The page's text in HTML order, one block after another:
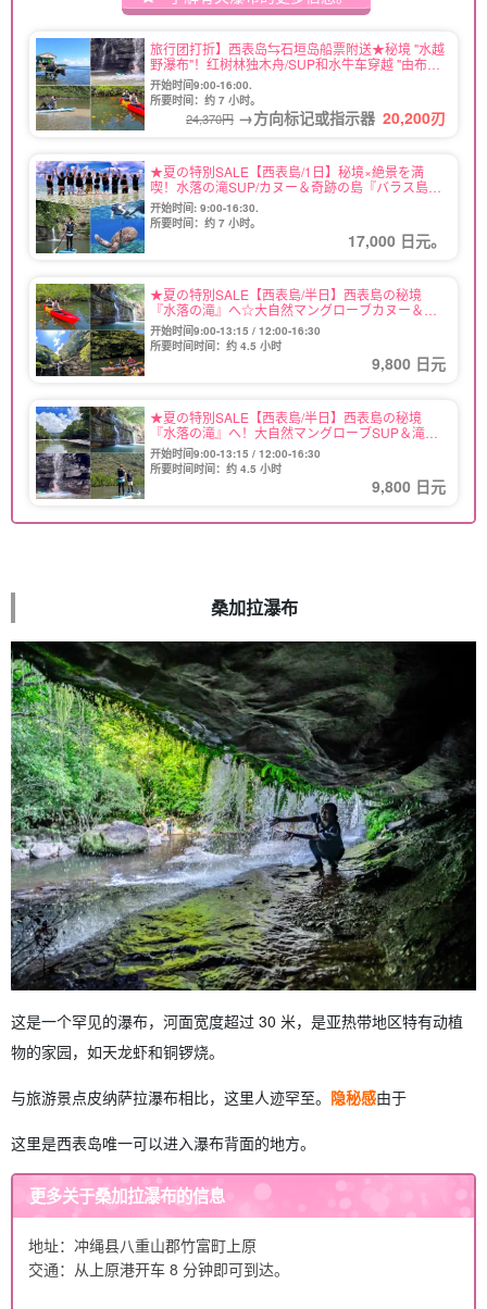
旅行团打折】西表岛⇆石垣岛船票附送★秘境 "水越
野瀑布"！红树林独木舟/SUP和水牛车穿越 "由布岛
"观光之旅★免费照片（No.377）
开始时间9:00-16:00.
所要时间：约 7 小时。
24,370円 →方向标记或指示器 20,200刃
★夏の特別SALE【西表島/1日】秘境×絶景を満
喫！水落の滝SUP/カヌー＆奇跡の島『バラス島』
シュノーケリングツアー★写真無料（No.46）
开始时间: 9:00-16:30.
所要时间：约 7 小时。
17,000 日元。
★夏の特別SALE【西表島/半日】西表島の秘境
『水落の滝』へ☆大自然マングローブカヌー＆滝
遊びツアー★写真無料＆送迎付き（No.108）
开始时间9:00-13:15 / 12:00-16:30
所要时间时间：约 4.5 小时
9,800 日元
★夏の特別SALE【西表島/半日】西表島の秘境
『水落の滝』へ！大自然マングローブSUP＆滝遊
びツアー★写真無料＆送迎付き（No.109）
开始时间9:00-13:15 / 12:00-16:30
所要时间时间：约 4.5 小时
9,800 日元
桑加拉瀑布
这是一个罕见的瀑布，河面宽度超过 30 米，是亚热带地区特有动植
物的家园，如天龙虾和铜锣烧。
与旅游景点皮纳萨拉瀑布相比，这里人迹罕至。 隐秘感由于
这里是西表岛唯一可以进入瀑布背面的地方。
更多关于桑加拉瀑布的信息
地址：冲绳县八重山郡竹富町上原
交通：从上原港开车 8 分钟即可到达。